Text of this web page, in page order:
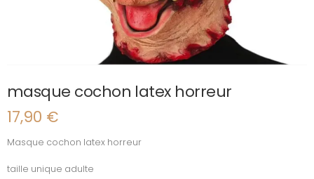
masque cochon latex horreur
17,90 €
Masque cochon latex horreur
taille unique adulte